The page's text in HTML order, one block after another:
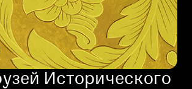
Исторического